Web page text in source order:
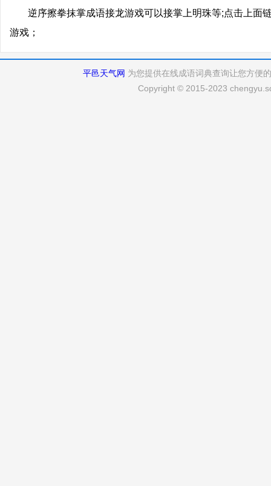
逆序擦拳抹掌成语接龙游戏可以接掌上明珠等;点击上面
游戏；
平邑天气网 为您提供在线成语词典查询让您方便
Copyright © 2015-2023